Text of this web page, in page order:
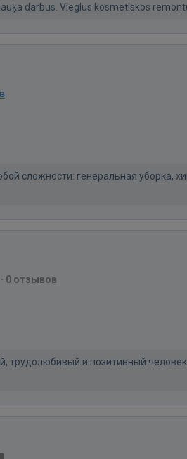
darbus. Vieglus kosmetiskos
сложности: генеральная уборка,
· 0 отзывов
трудолюбивый и позитивный